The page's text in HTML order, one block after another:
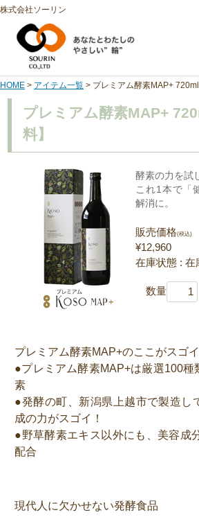
株式会社ソーリン
HOME > アイテム一覧 > プレミアム酵素MAP+ 720ml
プレミアム酵素MAP+
料】
酵素の力を試
これ1本で「
解消に。
販売価格(税込)
¥12,960
在庫状態 : 在
数量
プレミアム酵素MAP+のここがスゴイ
●プレミアム酵素MAP+は厳選100種
素
●発酵の町、新潟県上越市で製造し
成の力がスゴイ！
●野草酵素エキス以外にも、美容成
配合
現代人に欠かせない発酵食品